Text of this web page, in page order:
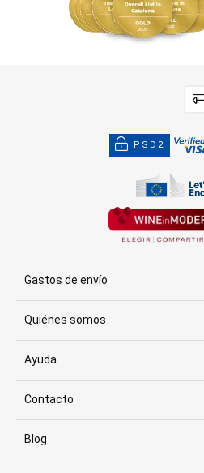
PSD2
Gastos de envío
Quiénes somos
Ayuda
Contacto
Blog